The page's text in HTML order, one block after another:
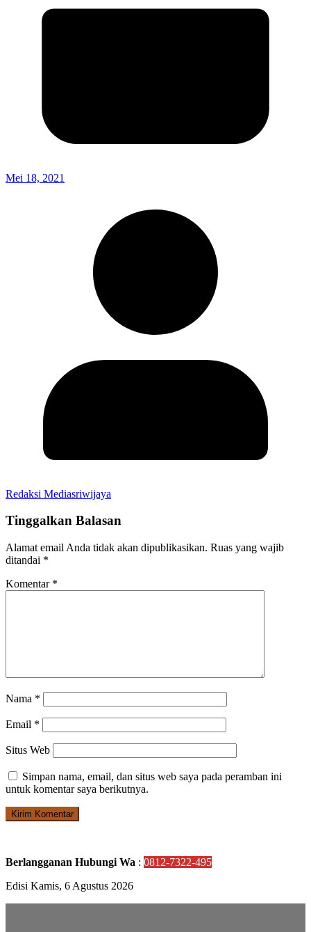
Mei 18, 2021
Redaksi Mediasriwijaya
Tinggalkan Balasan
Alamat email Anda tidak akan dipublikasikan. Ruas yang wajib
ditandai *
Komentar *
Nama *
Email *
Situs Web
Simpan nama, email, dan situs web saya pada peramban ini
untuk komentar saya berikutnya.
Berlangganan Hubungi Wa : 0812-7322-495
Edisi Kamis, 6 Agustus 2026